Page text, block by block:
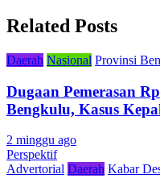
Related Posts
Daerah Nasional Provinsi
Dugaan Pemerasan
Bengkulu, Kasus
2 minggu ago
Perspektif
Advertorial Daerah Kabar